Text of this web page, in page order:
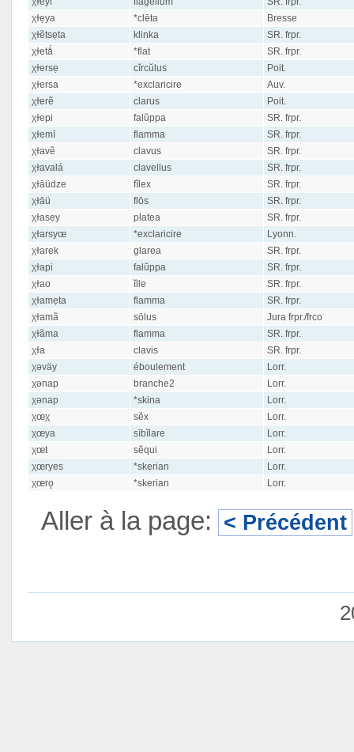
χɫẹya
*clēta
Bresse
χɫẽtsẹta
klinka
SR. frpr.
χɫetǻ
*flat
SR. frpr.
χɫersẹ
cĭrcŭlus
Poit.
χɫersa
*exclaricire
Auv.
χɫerẽ
clarus
Poit.
χɫepi
falŭppa
SR. frpr.
χɫemī
flamma
SR. frpr.
χɫavẽ
clavus
SR. frpr.
χɫavalá
clavellus
SR. frpr.
χɫāüdze
fĭlex
SR. frpr.
χɫāü
flōs
SR. frpr.
χɫasẹy
platea
SR. frpr.
χɫarsyœ
*exclaricire
Lyonn.
χɫarek
glarea
SR. frpr.
χɫapi
falŭppa
SR. frpr.
χɫao
ĭlle
SR. frpr.
χɫamẹta
flamma
SR. frpr.
χɫamã
sōlus
Jura frpr./frco
χɫãma
flamma
SR. frpr.
χɫa
clavis
SR. frpr.
χəväy
éboulement
Lorr.
χənap
branche2
Lorr.
χənap
*skina
Lorr.
χœχ
sĕx
Lorr.
χœya
sībĭlare
Lorr.
χœt
sĕqui
Lorr.
χœryes
*skerian
Lorr.
χœrǫ
*skerian Lorr.
Aller à la page: < Précédent